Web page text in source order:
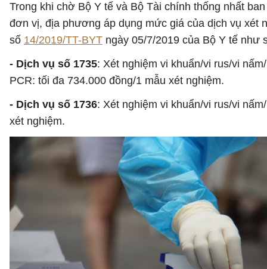
Trong khi chờ Bộ Y tế và Bộ Tài chính thống nhất
đơn vị, địa phương áp dụng mức giá của dịch vụ xét
số 14/2019/TT-BYT ngày 05/7/2019 của Bộ Y tế như
- Dịch vụ số 1735: Xét nghiệm vi khuẩn/vi rus/vi
PCR: tối đa 734.000 đồng/1 mẫu xét nghiệm.
- Dịch vụ số 1736: Xét nghiệm vi khuẩn/vi rus/vi
xét nghiệm.